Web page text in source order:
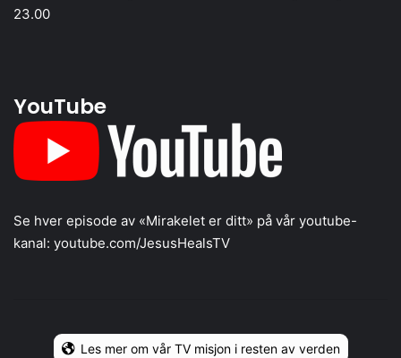
23.00
YouTube
Se hver episode av «Mirakelet er ditt» på vår youtube-
kanal: youtube.com/JesusHealsTV
Les mer om vår TV misjon i resten av verden